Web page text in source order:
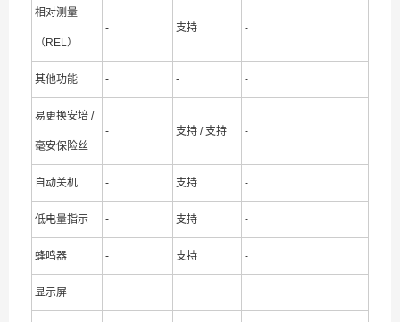
相对测量
（REL）
- 支持 -
其他功能 - - -
易更换安培 /
毫安保险丝
- 支持 / 支持 -
自动关机 - 支持 -
低电量指示 - 支持 -
蜂鸣器 - 支持 -
显示屏 - - -